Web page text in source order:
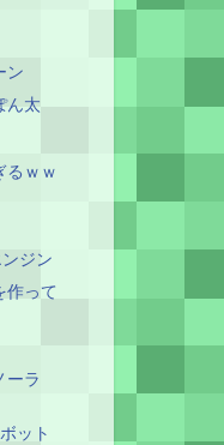
ン
ん太
るｗｗ
ジン
作って
ーラ
ット